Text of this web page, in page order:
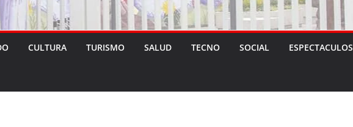
CULTURA TURISMO SALUD TECNO SOCIAL ESPECTACULOS